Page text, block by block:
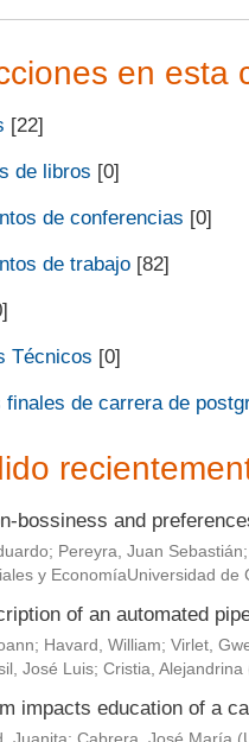
en esta
[22]
de libros [0]
de conferencias [0]
de trabajo[82]
Técnicos [0]
finales de carrera de
bossiness and
; Pereyra, Juan Sebastián;
y EconomíaUniversidad de
of an automated
; Havard, William; Virlet,
José Luis; Cristia, Alejandrina
impacts education of a